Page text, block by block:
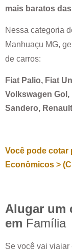
mais baratos
Nessa categoria
Manhuaçu MG,
de carros:
Fiat Palio, Fiat
Volkswagen
Sandero,
Você pode cotar
Econômicos >
Alugar um
em Família
Se você vai viajar